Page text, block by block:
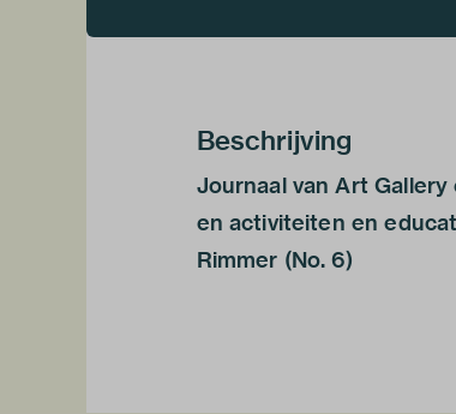
Beschrijving
Journaal van Art
en activiteiten en
Rimmer (No. 6)